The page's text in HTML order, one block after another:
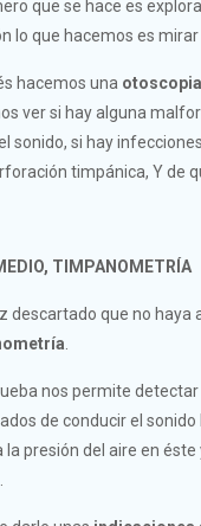
que se hace es
lo que hacemos es
hacemos una otoscopia
ver si hay alguna
sonido, si hay
timpánica, Y de
TIMPANOMETRÍA
descartado que no
nos permite
de conducir el
la presión del aire en